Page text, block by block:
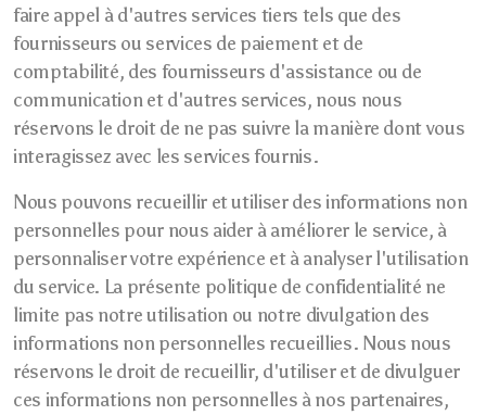
faire appel à d'autres services tiers tels que des
fournisseurs ou services de paiement et de
comptabilité, des fournisseurs d'assistance ou de
communication et d'autres services, nous nous
réservons le droit de ne pas suivre la manière dont vous
interagissez avec les services fournis.
Nous pouvons recueillir et utiliser des informations non
personnelles pour nous aider à améliorer le service, à
personnaliser votre expérience et à analyser l'utilisation
du service. La présente politique de confidentialité ne
limite pas notre utilisation ou notre divulgation des
informations non personnelles recueillies. Nous nous
réservons le droit de recueillir, d'utiliser et de divulguer
ces informations non personnelles à nos partenaires,